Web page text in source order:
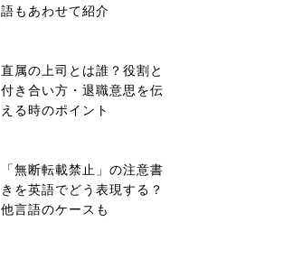
語もあわせて紹介
直属の上司とは誰？役割と
付き合い方・退職意思を伝
える時のポイント
「無断転載禁止」の注意書
きを英語でどう表現する？
他言語のケースも